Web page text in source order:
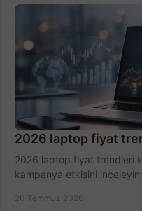
2026 laptop fiyat
2026 laptop fiyat trendleri
kampanya etkisini
20 Temmuz 2026